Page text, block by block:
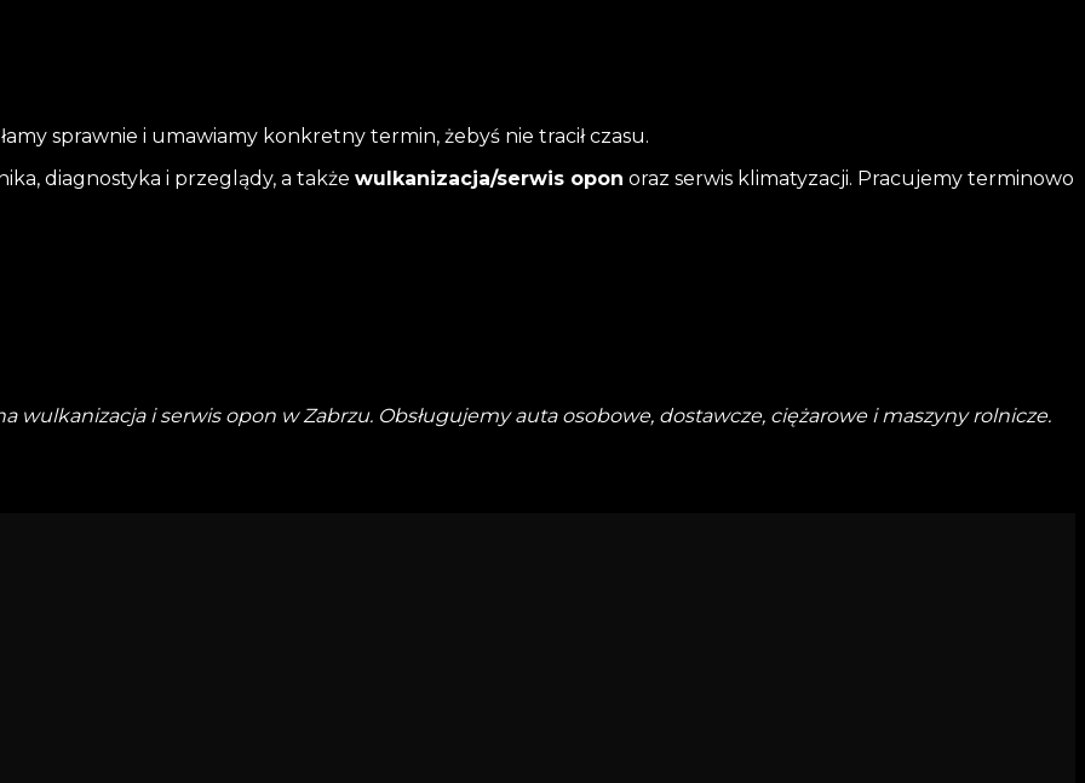
sprawnie i umawiamy konkretny termin, żebyś nie tracił czasu.
diagnostyka i przeglądy, a także wulkanizacja/serwis opon oraz serwis klimatyzacji. Pracujemy terminowo
wulkanizacja i serwis opon w Zabrzu. Obsługujemy auta osobowe, dostawcze, ciężarowe i maszyny rolnicze.